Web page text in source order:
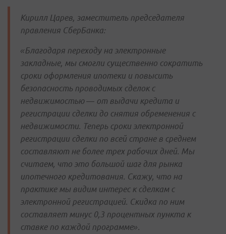
Кирилл Царев, заместитель председателя
правления СберБанка:
«Благодаря переходу на электронные
закладные, мы смогли существенно сократить
сроки оформления ипотеки и повысить
безопасность проводимых сделок с
недвижимостью — от выдачи кредита и
регистрации сделки до снятия обременения с
недвижимости. Теперь сроки электронной
регистрации сделки по всей стране в среднем
составляют не более трех рабочих дней. Мы
считаем, что это большой шаг для рынка
ипотечного кредитования. Скажу, что на
практике мы видим интерес к сделкам с
электронной регистрацией. Скидка по ним
составляет минус 0,3 процентных пункта к
ставке по каждой программе».